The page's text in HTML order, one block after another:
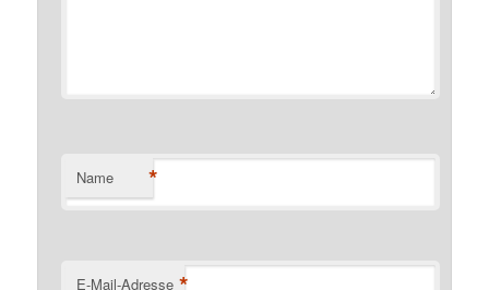
Name *
E-Mail-Adresse